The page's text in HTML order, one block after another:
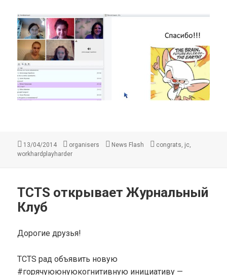
Опубликовано
13/04/2014 Автор
organisers Рубрики
News Flash Метки
congrats, jc,
workhardplayharder
TCTS открывает Журнальный
Клуб
Дорогие друзья!
TCTS рад объявить новую
#горячуююнуюкогнитивную инициативу —